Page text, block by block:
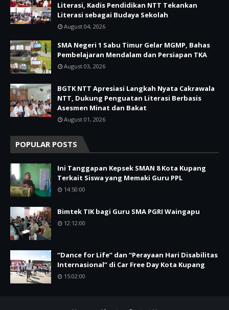
Literasi, Kadis Pendidikan NTT Tekankan
Literasi sebagai Budaya Sekolah
August 04, 2026
SMA Negeri 1 Sabu Timur Gelar MGMP, Bahas
Pembelajaran Mendalam dan Persiapan TKA
August 03, 2026
BGTK NTT Apresiasi Langkah Nyata Cakrawala
NTT, Dukung Penguatan Literasi Berbasis
Asesmen Minat dan Bakat
August 01, 2026
POPULAR POSTS
Ini Tanggapan Kepsek SMAN 8 Kota Kupang
Terkait Siswa yang Memaki Guru PPL
14:50:00
Bimtek TIK bagi Guru SMA PGRI Waingapu
12:12:00
“Dance for Life” dan “Perayaan Hari Disabilitas
Internasional” di Car Free Day Kota Kupang
15:02:00